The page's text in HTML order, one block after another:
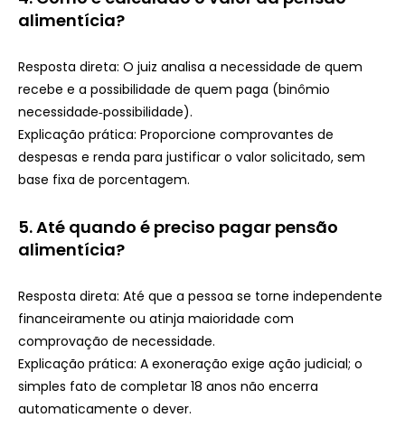
alimentícia?
Resposta direta: O juiz analisa a necessidade de quem
recebe e a possibilidade de quem paga (binômio
necessidade‑possibilidade).
Explicação prática: Proporcione comprovantes de
despesas e renda para justificar o valor solicitado, sem
base fixa de porcentagem.
5.Até quando é preciso pagar pensão
alimentícia?
Resposta direta: Até que a pessoa se torne independente
financeiramente ou atinja maioridade com
comprovação de necessidade.
Explicação prática: A exoneração exige ação judicial; o
simples fato de completar 18 anos não encerra
automaticamente o dever.